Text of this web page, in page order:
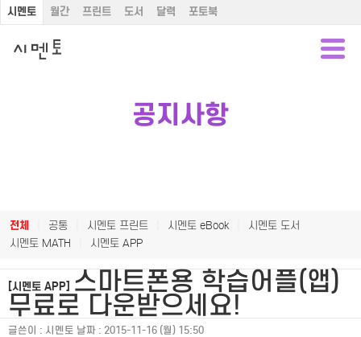
시멘토 월간 프린트 도서 달력 포토북
공지사항
전체 공통 시멘토 프린트 시멘토 eBook
시멘토 도서
시멘토 MATH
시멘토 APP
[시멘토 APP] 스마트폰용 학습어플(앱)
무료로 다운받으세요!
글쓴이 : 시멘토 날짜 : 2015-11-16 (월) 15:50